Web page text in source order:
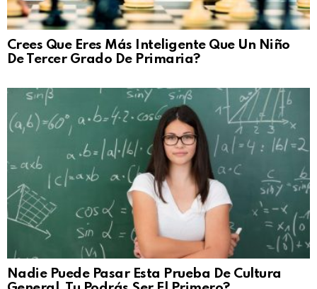
Crees Que Eres Más Inteligente Que Un Niño
De Tercer Grado De Primaria?
Nadie Puede Pasar Esta Prueba De Cultura